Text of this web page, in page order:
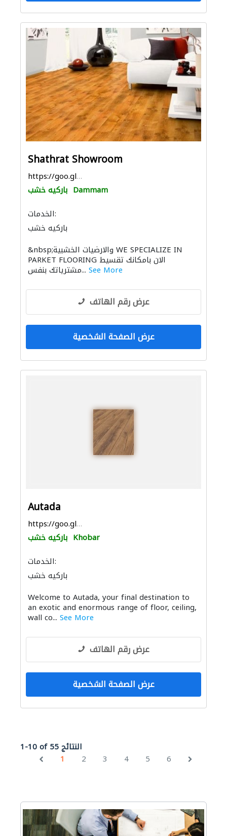
Shathrat Showroom
https://goo.gl/maps/sGrpHhx6FMFoyAaB9
باركيه خشب Dammam
الخدمات:
باركيه خشب
&nbsp;والارضيات الخشبية WE SPECIALIZE IN
PARKET FLOORING الان بامكانك تقسيط
مشترياتك بنفس... See More
عرض رقم الهاتف
عرض الصفحة الشخصية
Autada
https://goo.gl/maps/7VC8p2sJ53UpjWiT8
باركيه خشب Khobar
الخدمات:
باركيه خشب
Welcome to Autada, your final destination to
an exotic and enormous range of floor, ceiling,
wall co... See More
عرض رقم الهاتف
عرض الصفحة الشخصية
1-10 of 55 النتائج
1
2 3 4 5 6